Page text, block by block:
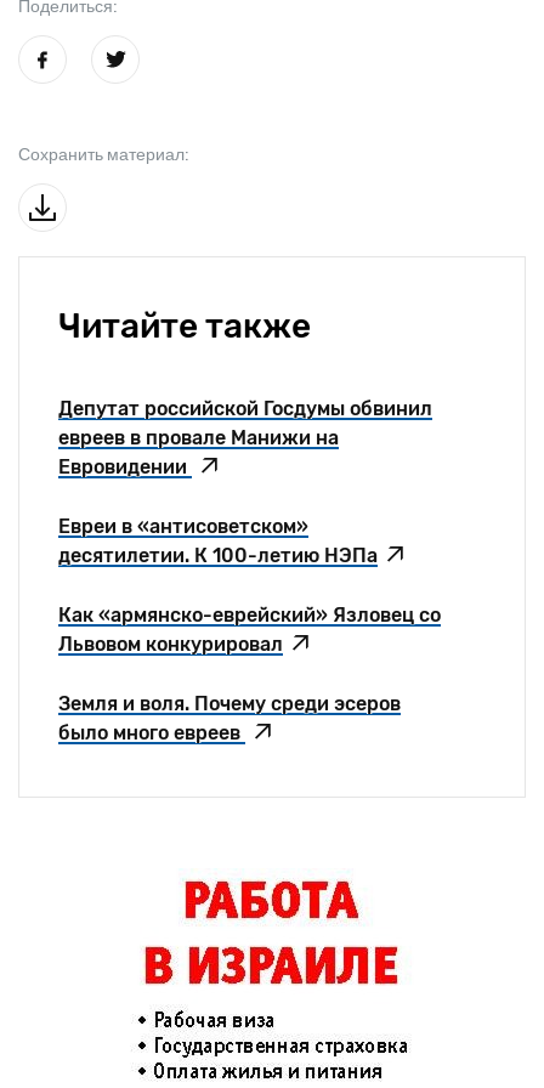
Поделиться:
Сохранить материал:
Читайте также
Депутат российской Госдумы обвинил
евреев в провале Манижи на
Евровидении
Евреи в «антисоветском»
десятилетии. К 100-летию НЭПа
Как «армянско-еврейский» Язловец со
Львовом конкурировал
Земля и воля. Почему среди эсеров
было много евреев